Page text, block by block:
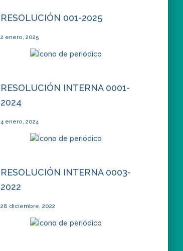
RESOLUCIÓN 001-2025
2 enero, 2025
RESOLUCIÓN INTERNA 0001-
2024
4 enero, 2024
RESOLUCIÓN INTERNA 0003-
2022
28 diciembre, 2022